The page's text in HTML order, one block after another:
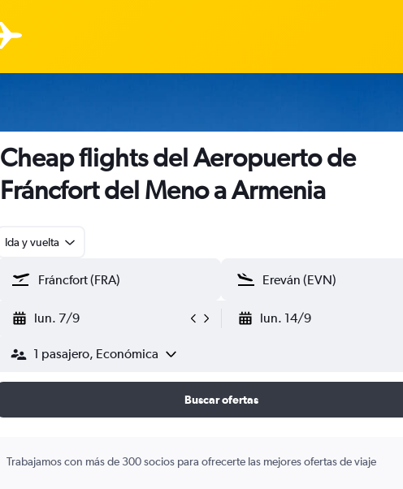
Cheap flights del Aeropuerto de
Fráncfort del Meno a Armenia
Ida y vuelta
lun. 7/9 lun. 14/9
1 pasajero, Económica
Buscar ofertas
Trabajamos con más de 300 socios para ofrecerte las mejores ofertas de viaje